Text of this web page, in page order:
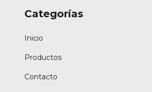
Categorías
Inicio
Productos
Contacto